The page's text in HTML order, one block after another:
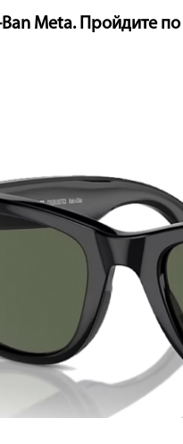
Meta. Пройдите по